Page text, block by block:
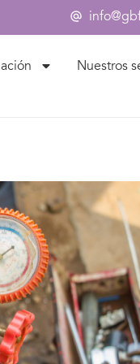
Nuestros